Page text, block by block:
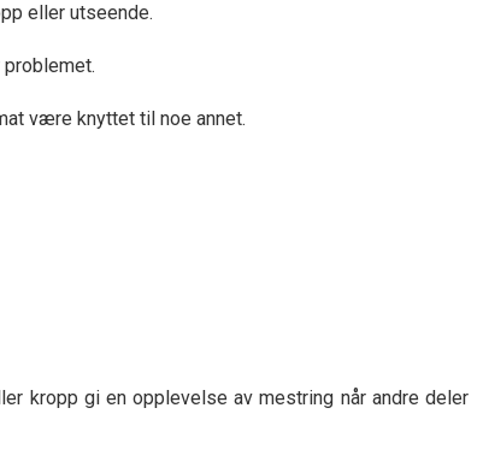
eller utseende.
være knyttet til noe annet.
kropp gi en opplevelse av mestring når andre deler